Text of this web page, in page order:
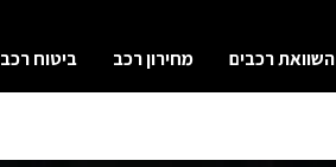
השוואת רכבים מחירון רכב ביטוח רכב